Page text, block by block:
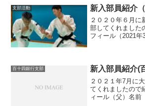
支部活動 新入部員紹介
２０２０年６月に
部してくれました
フィール（2021
小豆島少林寺拳
百十四銀行支部 新入部員紹介(
２０２１年7月に
てくれましたので
ィール（父）